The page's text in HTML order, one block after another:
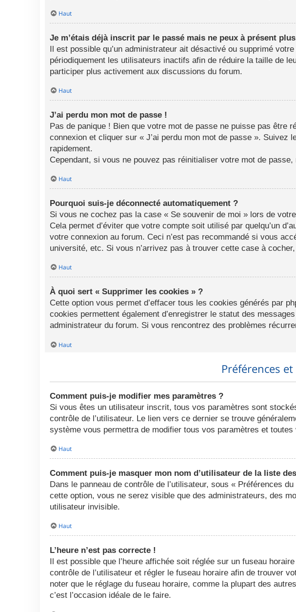
Haut
Je m’étais déjà inscrit par le passé mais ne peux à présent
Il est possible qu’un administrateur ait désactivé ou supprimé
périodiquement les utilisateurs inactifs afin de réduire la taille de
participer plus activement aux discussions du forum.
Haut
J’ai perdu mon mot de passe !
Pas de panique ! Bien que votre mot de passe ne puisse pas être
connexion et cliquer sur « J’ai perdu mon mot de passe ».
rapidement.
Cependant, si vous ne pouvez pas réinitialiser votre mot de
Haut
Pourquoi suis-je déconnecté automatiquement ?
Si vous ne cochez pas la case « Se souvenir de moi » lors de
Cela permet d’éviter que votre compte soit utilisé par quelqu’un
votre connexion au forum. Ceci n’est pas recommandé si vous
université, etc. Si vous n’arrivez pas à trouver cette case à
Haut
À quoi sert « Supprimer les cookies » ?
Cette option vous permet d’effacer tous les cookies générés par
cookies permettent également d’enregistrer le statut des
administrateur du forum. Si vous rencontrez des problèmes
Haut
Préférences
Comment puis-je modifier mes paramètres ?
Si vous êtes un utilisateur inscrit, tous vos paramètres sont
contrôle de l’utilisateur. Le lien vers ce dernier se trouve
système vous permettra de modifier tous vos paramètres et toutes
Haut
Comment puis-je masquer mon nom d’utilisateur de la liste
Dans le panneau de contrôle de l’utilisateur, sous « Préférences
cette option, vous ne serez visible que des administrateurs, des
utilisateur invisible.
Haut
L’heure n’est pas correcte !
Il est possible que l’heure affichée soit réglée sur un fuseau
contrôle de l’utilisateur et régler le fuseau horaire afin de trouver
noter que le réglage du fuseau horaire, comme la plupart des
c’est l’occasion idéale de le faire.